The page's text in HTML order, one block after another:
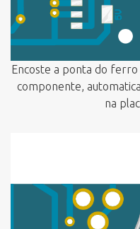
Encoste a ponta do
componente,
na